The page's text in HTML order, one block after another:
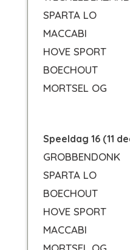
SPARTA LO
MACCABI
HOVE SPORT
BOECHOUT
MORTSEL OG
Speeldag 16 (11
GROBBENDONK
SPARTA LO
BOECHOUT
HOVE SPORT
MACCABI